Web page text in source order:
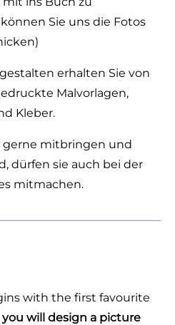
Sie uns die Fotos
erhalten Sie von
Malvorlagen,
Kleber.
gerne mitbringen und
dürfen sie auch bei der
mitmachen.
with the first favourite
will design a picture